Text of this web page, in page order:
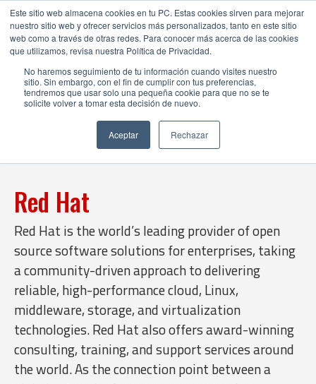
Este sitio web almacena cookies en tu PC. Estas cookies sirven para mejorar
nuestro sitio web y ofrecer servicios más personalizados, tanto en este sitio
web como a través de otras redes. Para conocer más acerca de las cookies
que utilizamos, revisa nuestra Política de Privacidad.
No haremos seguimiento de tu información cuando visites nuestro
sitio. Sin embargo, con el fin de cumplir con tus preferencias,
tendremos que usar solo una pequeña cookie para que no se te
solicite volver a tomar esta decisión de nuevo.
Aceptar Rechazar
Red Hat
Red Hat is the world’s leading provider of open
source software solutions for enterprises, taking
a community-driven approach to delivering
reliable, high-performance cloud, Linux,
middleware, storage, and virtualization
technologies. Red Hat also offers award-winning
consulting, training, and support services around
the world. As the connection point between a